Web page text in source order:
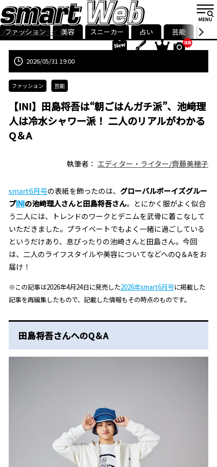
スマート公式サイト
smart最新号
記事一覧ランキング
ストリ
ファッション 美容 スニーカー 占い 芸能 グル
2026/05/31 19:00
ファッション 芸能
【INI】田島将吾は“朝ごはんガチ派”、池﨑理
人は冷水シャワー派！ 二人のリアルがわかる
Q＆A
執筆者： エディター・ライター/齊藤美穂子
smart6月号の表紙を飾ったのは、 グローバルボーイズグルー
プINIの池﨑理人さんと田島将吾さん。とにかく服がよく似合
う二人には、トレンドのワークとデニムを武骨に着こなして
いただきました。プライベートでもよく一緒に過ごしている
というだけあり、息ぴったりの池崎さんと田島さん。今回
は、二人のライフスタイルや美容についてなどへのQ＆Aをお
届け！
※この記事は2026年4月24日に発売した2026年smart6月号に掲載した
記事を再編集したもので、記載した情報もその時点のものです。
田島将吾さんへのQ＆A